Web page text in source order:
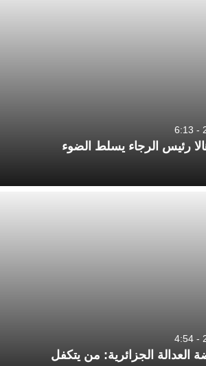
رئيس الرجاء يسلط الضوء
العدالة الجزائرية: من يتكفل